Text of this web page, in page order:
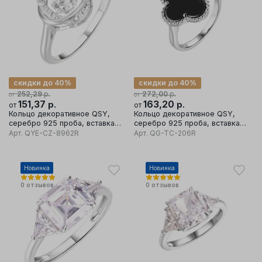
от 252,29р.
скидки до 40%
от 151,37 р.
Кольцо декоративное QSY,
серебро 925 проба, вставка
кубический цирконий
Арт. QYE-CZ-8962R
от 272,00р.
скидки до 40%
от 163,20 р.
Кольцо декоративное QSY,
серебро 925 проба, вставка
керамика
Арт. QG-TC-206R
Новинка
0 отзывов
Новинка
0 отзывов